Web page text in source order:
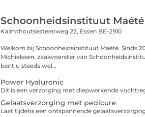
Schoonheidsinstituut Maété
Kalmthoutsesteenweg 22, Essen BE-2910
Welkom bij Schoonheidsinstituut Maété. Sinds 2003 ben ik, Sofie
Michielssen, zaakvoerster van
bent u steeds wel...
Power Hyaluronic
Gelaatsverzorging met pedicure